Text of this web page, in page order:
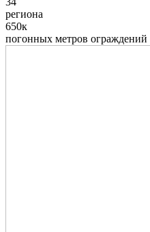
региона
650к
погонных метров ограждений